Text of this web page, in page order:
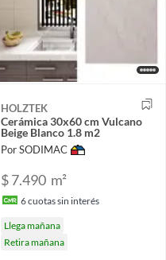
HOLZTEK
Cerámica 30x60 cm Vulcano
Beige Blanco 1.8 m2
Por SODIMAC
$ 7.490 m²
6cuotas sin interés
Llega mañana
Retira mañana